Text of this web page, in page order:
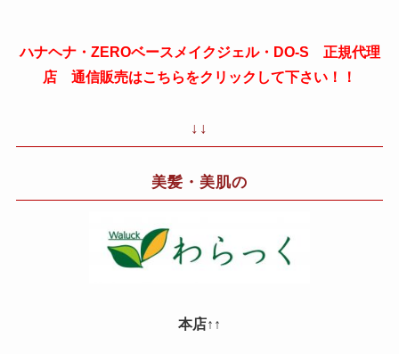
ハナヘナ・ZEROベースメイクジェル・DO-S 正規代理
店 通信販売はこちらをクリックして下さい！！
↓↓
美髪・美肌の
本店↑↑